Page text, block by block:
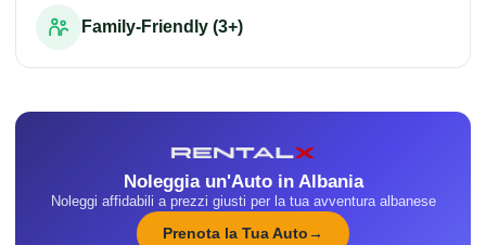
Family-Friendly (3+)
Noleggia un'Auto in Albania
Noleggi affidabili a prezzi giusti per la tua avventura albanese
Prenota la Tua Auto